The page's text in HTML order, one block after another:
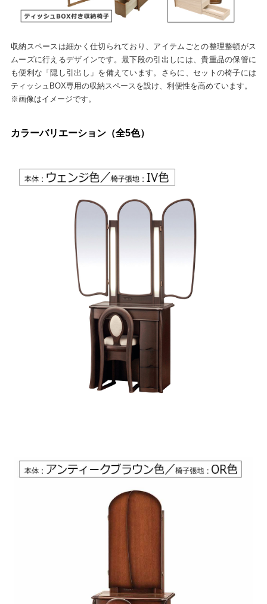
収納スペースは細かく仕切られており、アイテムごとの整理整頓がス
ムーズに行えるデザインです。最下段の引出しには、貴重品の保管に
も便利な「隠し引出し」を備えています。さらに、セットの椅子には
ティッシュBOX専用の収納スペースを設け、利便性を高めています。
※画像はイメージです。
カラーバリエーション（全5色）